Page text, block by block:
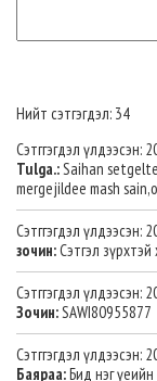
Нийт сэтгэгдэл: 34
Сэтггэгдэл үлдээсэн:
Tulga.:Saihan
mergejildee mash
Сэтггэгдэл үлдээсэн:
зочин:Сэтгэл
Сэтггэгдэл үлдээсэн:
Зочин:SAWI80955877
Сэтггэгдэл үлдээсэн:
Баяраа:Бид нэг